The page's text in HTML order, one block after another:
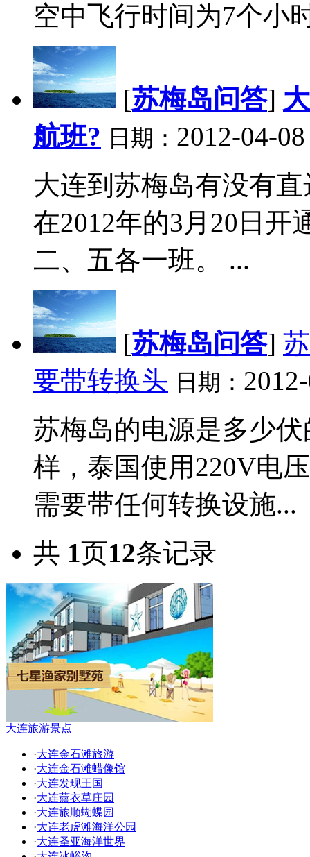
空中飞行时间为7个小
[苏梅岛问答]
航班? 日期： 2012-04-
大连到苏梅岛有没有
在2012年的3月20日开
二、五各一班。 ...
[苏梅岛问答]
要带转换头 日期：
苏梅岛的电源是多少
样，泰国使用220V电
需要带任何转换设施...
共 1页12条记录
大连旅游景点
·大连金石滩旅游
·大连金石滩蜡像馆
·大连发现王国
·大连薰衣草庄园
·大连旅顺蝴蝶园
·大连老虎滩海洋公园
·大连圣亚海洋世界